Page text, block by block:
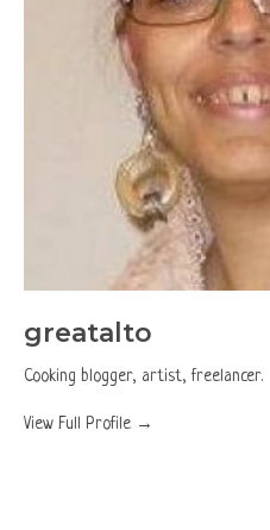
greatalto
Cooking blogger, artist, freelancer.
View Full Profile →